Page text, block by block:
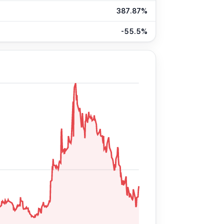
387.87%
-55.5%